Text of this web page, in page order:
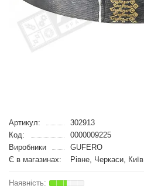
Артикул:
302913
Код:
0000009225
Виробники
GUFERO
Є в магазинах:
Рівне, Черкаси, Київ